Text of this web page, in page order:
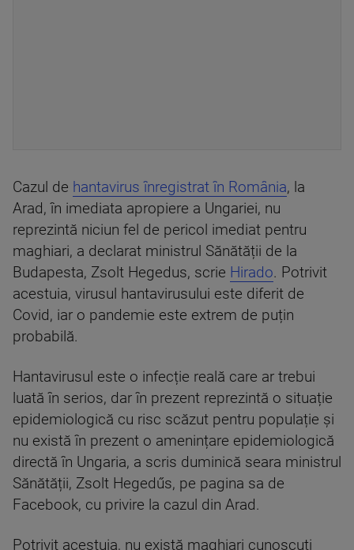
Cazul de hantavirus înregistrat în România, la
Arad, în imediata apropiere a Ungariei, nu
reprezintă niciun fel de pericol imediat pentru
maghiari, a declarat ministrul Sănătății de la
Budapesta, Zsolt Hegedus, scrie Hirado. Potrivit
acestuia, virusul hantavirusului este diferit de
Covid, iar o pandemie este extrem de puțin
probabilă.
Hantavirusul este o infecție reală care ar trebui
luată în serios, dar în prezent reprezintă o situație
epidemiologică cu risc scăzut pentru populație și
nu există în prezent o amenințare epidemiologică
directă în Ungaria, a scris duminică seara ministrul
Sănătății, Zsolt Hegedűs, pe pagina sa de
Facebook, cu privire la cazul din Arad.
Potrivit acestuia, nu există maghiari cunoscuți